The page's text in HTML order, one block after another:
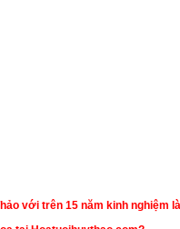
với trên 15 năm kinh nghiệm